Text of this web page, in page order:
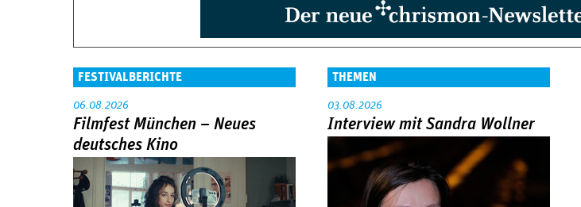
FESTIVALBERICHTE
06.08.2026
Filmfest München – Neues
deutsches Kino
THEMEN
03.08.2026
Interview mit Sandra Wollner